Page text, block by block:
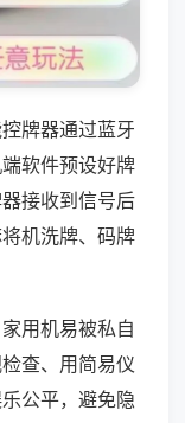
牌器通过蓝牙
软件预设好牌
接收到信号后
机洗牌、码牌
用机易被私自
查、用简易仪
公平，避免隐